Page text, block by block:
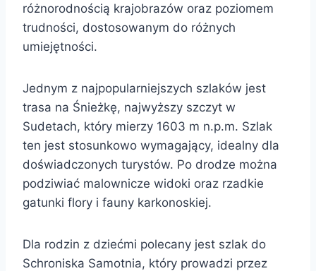
różnorodnością krajobrazów oraz poziomem
trudności, dostosowanym do różnych
umiejętności.
Jednym z najpopularniejszych szlaków jest
trasa na Śnieżkę, najwyższy szczyt w
Sudetach, który mierzy 1603 m n.p.m. Szlak
ten jest stosunkowo wymagający, idealny dla
doświadczonych turystów. Po drodze można
podziwiać malownicze widoki oraz rzadkie
gatunki flory i fauny karkonoskiej.
Dla rodzin z dziećmi polecany jest szlak do
Schroniska Samotnia, który prowadzi przez